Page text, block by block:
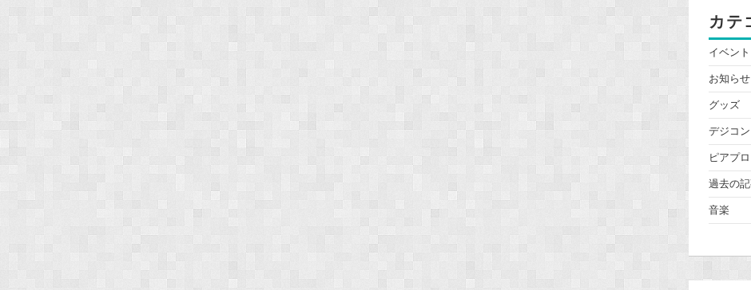
カテ
イベント
お知らせ
グッズ
デジコン
ピアプロ
過去の
音楽